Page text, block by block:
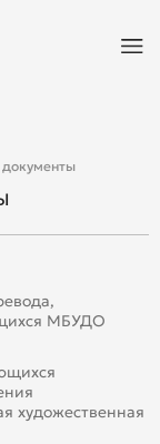
МБУДО
художественная